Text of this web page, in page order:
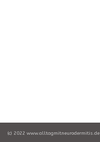
(c) 2022 www.alltagmitneurodermitis.de